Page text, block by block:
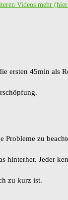
Videos mehr
ersten 45min als
Probleme zu
hinterher. Jeder
zu kurz ist.